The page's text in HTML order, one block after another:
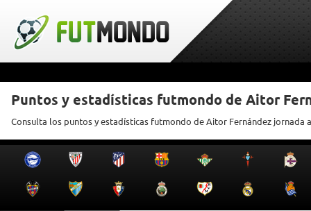
Puntos y estadísticas futmondo de Aitor
Consulta los puntos y estadísticas futmondo de Aitor Fernández jornada